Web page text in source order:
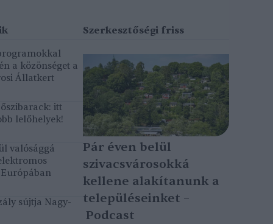
a közönséget a
Állatkert
itt
lelőhelyek!
valósággá
sújtja Nagy-
Pár éven belül
szivacsvárosokká
kellene alakítanunk a
településeinket –
Podcast